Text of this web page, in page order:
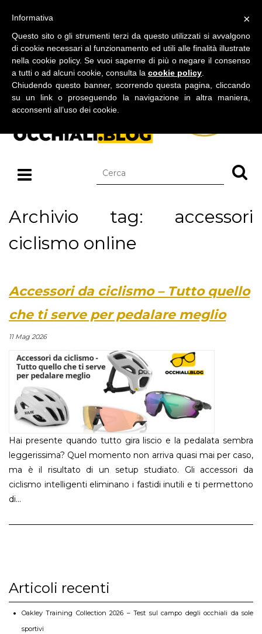
BLOG SU OCCHIALI DA SOLE E OCCHIALI DA VISTA
Archivio tag: accessori
ciclismo online
Accessori da ciclismo – Tutto quello
che ti serve per pedalare meglio
11 Mag 2026
Hai presente quando tutto gira liscio e la pedalata sembra
leggerissima? Quel momento non arriva quasi mai per caso,
ma è il risultato di un setup studiato. Gli accessori da
ciclismo intelligenti eliminano i fastidi inutili e ti permettono
di...
Articoli recenti
Oakley Training Collection 2026 – Test sul campo degli occhiali da sole
sportivi
×
Informativa
Questo sito o gli strumenti terzi da questo utilizzati si avvalgono
di cookie necessari al funzionamento ed utili alle finalità illustrate
nella cookie policy. Se vuoi saperne di più o negare il consenso
a tutti o ad alcuni cookie, consulta la cookie policy
Chiudendo questo banner, scorrendo questa pagina, cliccando
su un link o proseguendo la navigazione in altra maniera,
acconsenti all’uso dei cookie.